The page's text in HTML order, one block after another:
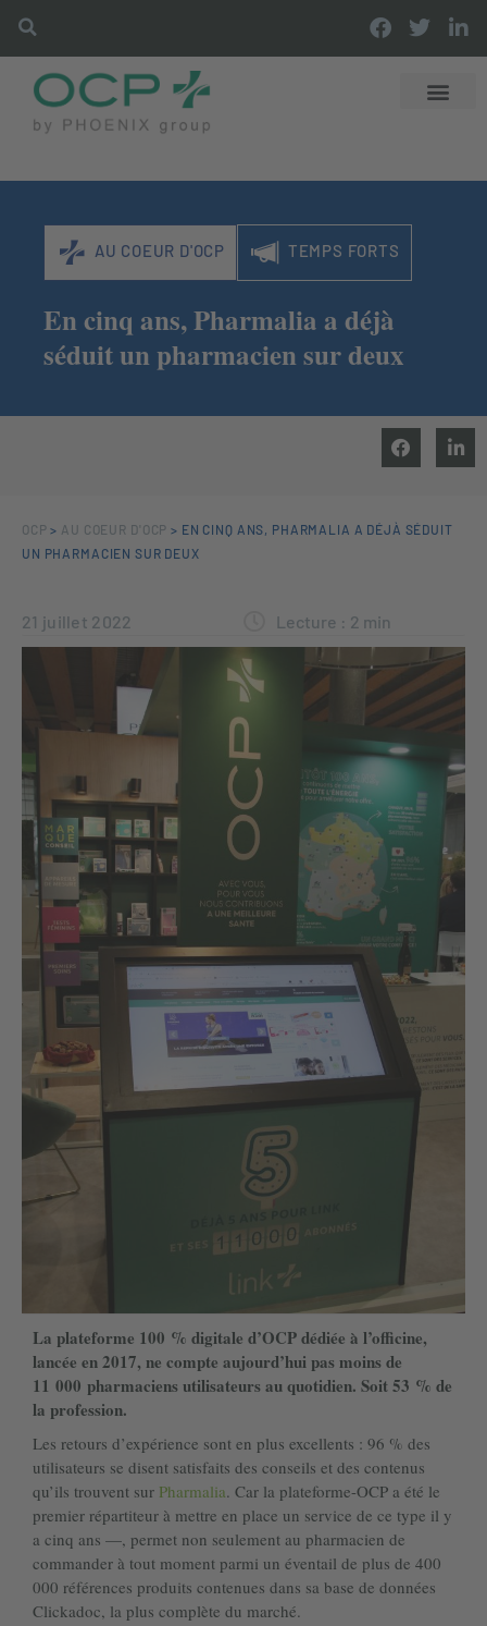
AU COEUR D'OCP TEMPS FORTS
En cinq ans, Pharmalia a déjà
séduit un pharmacien sur deux
OCP > AU COEUR D'OCP > EN CINQ ANS, PHARMALIA A DÉJÀ SÉDUIT
UN PHARMACIEN SUR DEUX
21 juillet 2022 Lecture : 2 min
La plateforme 100 % digitale d’OCP dédiée à l’officine,
lancée en 2017, ne compte aujourd’hui pas moins de
11 000 pharmaciens utilisateurs au quotidien. Soit 53 % de
la profession.
Les retours d’expérience sont en plus excellents : 96 % des
utilisateurs se disent satisfaits des conseils et des contenus
qu’ils trouvent sur Pharmalia. Car la plateforme-OCP a été le
premier répartiteur à mettre en place un service de ce type il y
a cinq ans —, permet non seulement au pharmacien de
commander à tout moment parmi un éventail de plus de 400
000 références produits contenues dans sa base de données
Clickadoc, la plus complète du marché.